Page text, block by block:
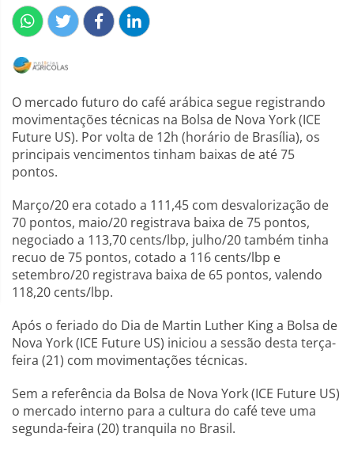
O mercado futuro do café arábica segue registrando
movimentações técnicas na Bolsa de Nova York (ICE
Future US). Por volta de 12h (horário de Brasília), os
principais vencimentos tinham baixas de até 75
pontos.
Março/20 era cotado a 111,45 com desvalorização de
70 pontos, maio/20 registrava baixa de 75 pontos,
negociado a 113,70 cents/lbp, julho/20 também tinha
recuo de 75 pontos, cotado a 116 cents/lbp e
setembro/20 registrava baixa de 65 pontos, valendo
118,20 cents/lbp.
Após o feriado do Dia de Martin Luther King a Bolsa de
Nova York (ICE Future US) iniciou a sessão desta terça-
feira (21) com movimentações técnicas.
Sem a referência da Bolsa de Nova York (ICE Future US)
o mercado interno para a cultura do café teve uma
segunda-feira (20) tranquila no Brasil.